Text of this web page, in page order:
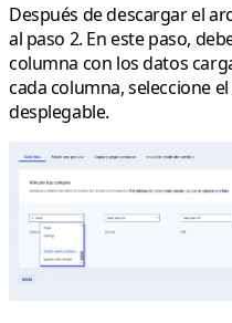
Después de descargar el
al paso 2. En este paso,
columna con los datos
cada columna, seleccione
desplegable.